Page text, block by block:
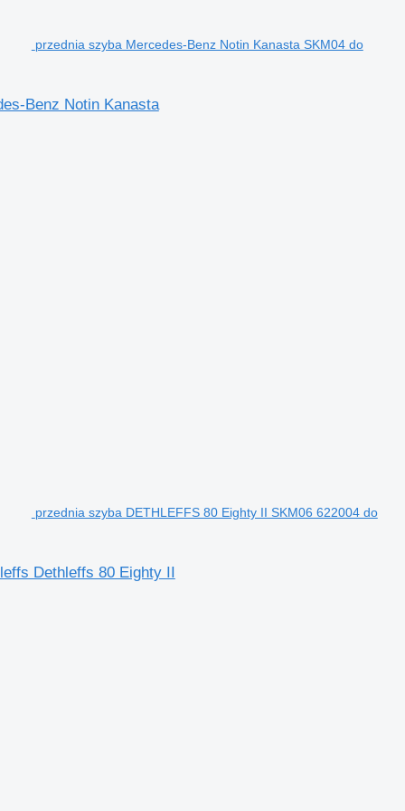
przednia szyba Mercedes-Benz Notin Kanasta SKM04 do
Benz Notin Kanasta
przednia szyba DETHLEFFS 80 Eighty II SKM06 622004 do
Dethleffs 80 Eighty II